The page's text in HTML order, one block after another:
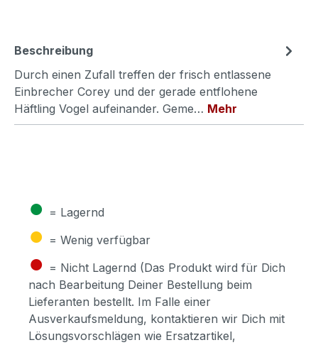
Beschreibung
Durch einen Zufall treffen der frisch entlassene
Einbrecher Corey und der gerade entflohene
Häftling Vogel aufeinander. Geme… Mehr
● = Lagernd
● = Wenig verfügbar
● = Nicht Lagernd (Das Produkt wird für Dich
nach Bearbeitung Deiner Bestellung beim
Lieferanten bestellt. Im Falle einer
Ausverkaufsmeldung, kontaktieren wir Dich mit
Lösungsvorschlägen wie Ersatzartikel,